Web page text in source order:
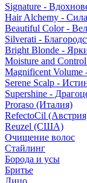
Signature -
Hair Alchemy -
Beautiful Color -
Silverati -
Bright Blonde -
Moisture and
Magnificent Volume
Serene Scalp -
Supershine -
Proraso (Италия)
RefectoCil
Reuzel (США)
Очищение волос
Стайлинг
Борода и усы
Бритье
Лицо